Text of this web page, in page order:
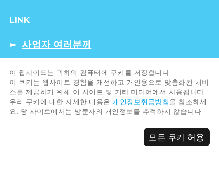
LINK
사업자 여러분께
개인 정보 정책
이 웹사이트는 귀하의 컴퓨터에 쿠키를 저장합니다.
이 쿠키는 웹사이트 경험을 개선하고 개인용으로 맞춤화된 서비
스를 제공하기 위해 이 사이트 및 기타 미디어에서 사용됩니다.
우리 쿠키에 대한 자세한 내용은개인정보취급방침을 참조하세
요. 당 사이트에서는 방문자의 개인정보를 추적하지 않습니다.
모든 쿠키 허용